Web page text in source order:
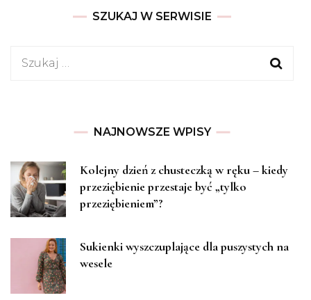
SZUKAJ W SERWISIE
Szukaj:
NAJNOWSZE WPISY
Kolejny dzień z chusteczką w ręku – kiedy
przeziębienie przestaje być „tylko
przeziębieniem”?
Sukienki wyszczuplające dla puszystych na
wesele